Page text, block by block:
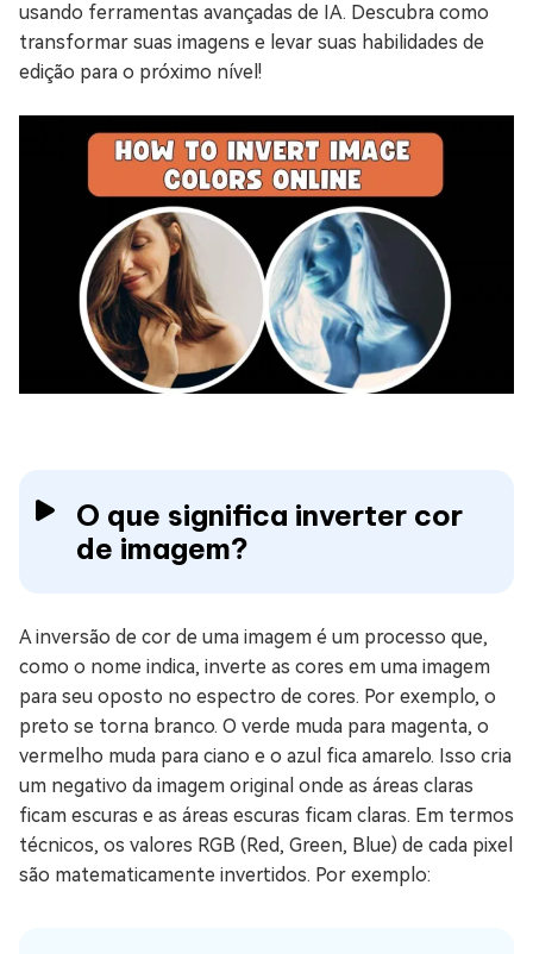
usando ferramentas avançadas de IA. Descubra como
transformar suas imagens e levar suas habilidades de
edição para o próximo nível!
O que significa inverter cor
de imagem?
A inversão de cor de uma imagem é um processo que,
como o nome indica, inverte as cores em uma imagem
para seu oposto no espectro de cores. Por exemplo, o
preto se torna branco. O verde muda para magenta, o
vermelho muda para ciano e o azul fica amarelo. Isso cria
um negativo da imagem original onde as áreas claras
ficam escuras e as áreas escuras ficam claras. Em termos
técnicos, os valores RGB (Red, Green, Blue) de cada pixel
são matematicamente invertidos. Por exemplo: